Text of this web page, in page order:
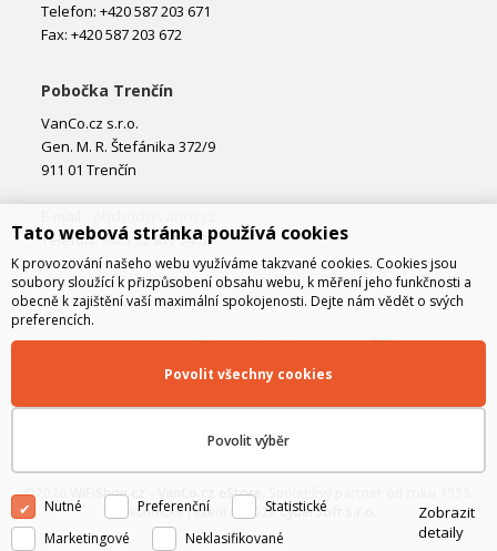
Telefon: +420 587 203 671
Fax: +420 587 203 672
Pobočka Trenčín
VanCo.cz s.r.o.
Gen. M. R. Štefánika 372/9
911 01 Trenčín
Telefon: +421 32 877 74 02
©2026 WiFiShop.cz - VanCo.cz eStore
Technické řešení © 2026CyberSoft s.r.o.
Tato webová stránka používá cookies
K provozování našeho webu využíváme takzvané cookies. Cookies jsou
soubory sloužící k přizpůsobení obsahu webu, k měření jeho funkčnosti a
obecně k zajištění vaší maximální spokojenosti. Dejte nám vědět o svých
preferencích.
Povolit výběr
Povolit všechny cookies
Nutné Preferenční
Statistické
Marketingové
Neklasifikované
Zobrazit
detaily